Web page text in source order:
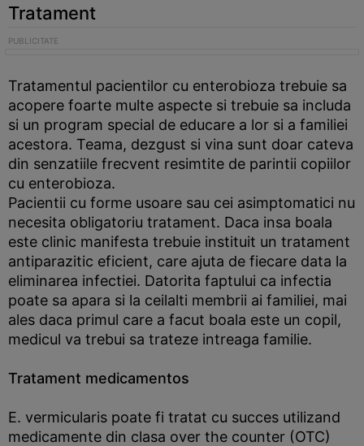
Tratament
Tratamentul pacientilor cu enterobioza trebuie sa
acopere foarte multe aspecte si trebuie sa includa
si un program special de educare a lor si a familiei
acestora. Teama, dezgust si vina sunt doar cateva
din senzatiile frecvent resimtite de parintii copiilor
cu enterobioza.
Pacientii cu forme usoare sau cei asimptomatici nu
necesita obligatoriu tratament. Daca insa boala
este clinic manifesta trebuie instituit un tratament
antiparazitic eficient, care ajuta de fiecare data la
eliminarea infectiei. Datorita faptului ca infectia
poate sa apara si la ceilalti membrii ai familiei, mai
ales daca primul care a facut boala este un copil,
medicul va trebui sa trateze intreaga familie.
Tratament medicamentos
E. vermicularis poate fi tratat cu succes utilizand
medicamente din clasa over the counter (OTC)